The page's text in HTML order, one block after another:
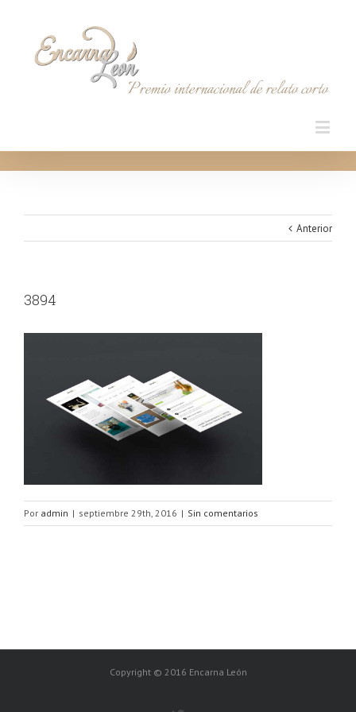
Anterior
3894
Por admin | septiembre 29th, 2016 | Sin comentarios
Copyright © 2016 Encarna León